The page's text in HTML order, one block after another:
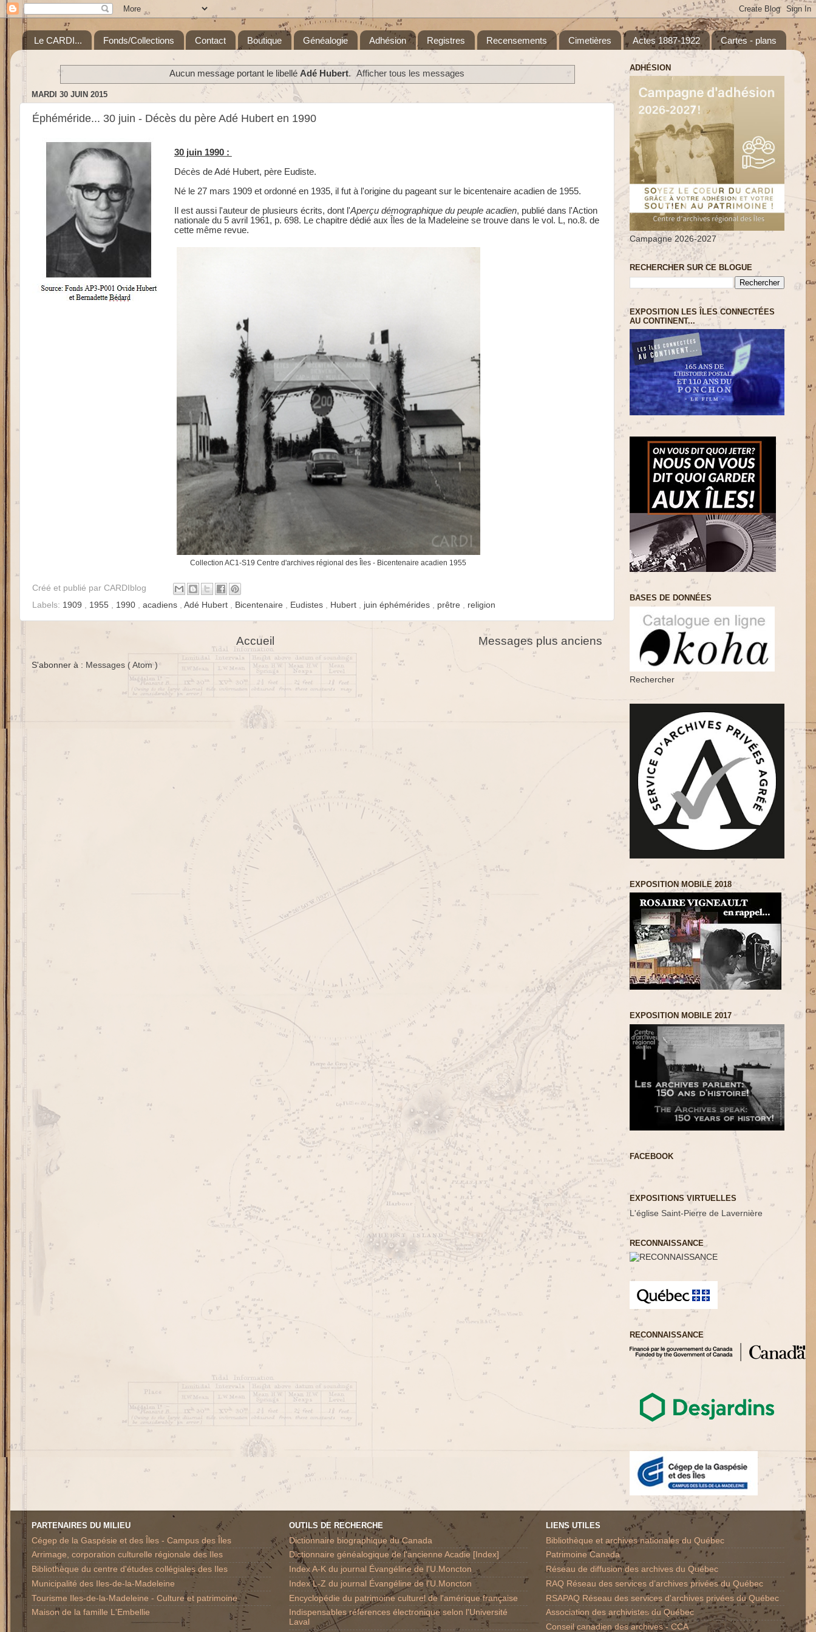
Le CARDI... Fonds/Collections Contact Boutique Généalogie Adhésion Registres Recensements Cimetières Actes 1887-1922 Cartes - plans
Aucun message portant le libellé Adé Hubert. Afficher tous les messages
MARDI 30 JUIN 2015
Éphéméride... 30 juin - Décès du père Adé Hubert en 1990
30 juin 1990 :
Décès de Adé Hubert, père Eudiste.
Né le 27 mars 1909 et ordonné en 1935, il fut à l'origine du pageant sur le bicentenaire acadien de 1955.
Il est aussi l'auteur de plusieurs écrits, dont l'Aperçu démographique du peuple acadien, publié dans l'Action
nationale du 5 avril 1961, p. 698. Le chapitre dédié aux Îles de la Madeleine se trouve dans le vol. L, no.8. de
cette même revue.
Collection AC1-S19 Centre d'archives régional des Îles - Bicentenaire acadien 1955
Créé et publié par CARDIblog
Labels: 1909 1955 1990 acadiens Adé Hubert Bicentenaire Eudistes Hubert juin éphémérides prêtre religion
Messages plus anciens
Accueil
S'abonner à : Messages ( Atom )
ADHÉSION
Campagne 2026-2027
RECHERCHER SUR CE BLOGUE
EXPOSITION LES ÎLES CONNECTÉES
AU CONTINENT...
BASES DE DONNÉES
Rechercher
EXPOSITION MOBILE 2018
EXPOSITION MOBILE 2017
FACEBOOK
EXPOSITIONS VIRTUELLES
L'église Saint-Pierre de Lavernière
RECONNAISSANCE
RECONNAISSANCE
PARTENAIRES DU MILIEU
Cégep de la Gaspésie et des Îles - Campus des Îles
Arrimage, corporation culturelle régionale des Iles
Bibliothèque du centre d'études collégiales des Iles
Municipalité des Iles-de-la-Madeleine
Tourisme Iles-de-la-Madeleine - Culture et patrimoine
Maison de la famille L'Embellie
OUTILS DE RECHERCHE
Dictionnaire biographique du Canada
Dictionnaire généalogique de l'ancienne Acadie [Index]
Index A-K du journal Évangéline de l'U.Moncton
Index L-Z du journal Évangéline de l'U.Moncton
Encyclopédie du patrimoine culturel de l'amérique française
Indispensables références électronique selon l'Université
Laval
LIENS UTILES
Bibliothèque et archives nationales du Québec
Patrimoine Canada
Réseau de diffusion des archives du Québec
RAQ Réseau des services d’archives privées du Québec
RSAPAQ Réseau des services d'archives privées du Québec
Association des archivistes du Québec
Conseil canadien des archives - CCA